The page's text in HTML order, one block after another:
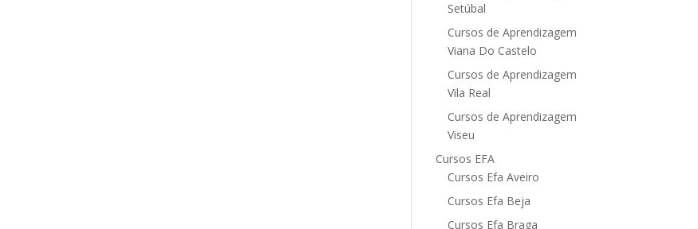
Setúbal
Cursos de Aprendizagem
Viana Do Castelo
Cursos de Aprendizagem
Vila Real
Cursos de Aprendizagem
Viseu
Cursos EFA
Cursos Efa Aveiro
Cursos Efa Beja
Cursos Efa Braga